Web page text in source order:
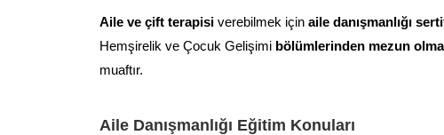
Aile ve çift terapisi verebilmek için aile danışmanlığı
Hemşirelik ve Çocuk Gelişimi bölümlerinden mezun
muaftır.
Aile Danışmanlığı Eğitim Konuları